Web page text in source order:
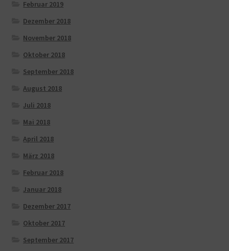
Februar 2019
Dezember 2018
November 2018
Oktober 2018
September 2018
August 2018
Juli 2018
Mai 2018
April 2018
März 2018
Februar 2018
Januar 2018
Dezember 2017
Oktober 2017
September 2017